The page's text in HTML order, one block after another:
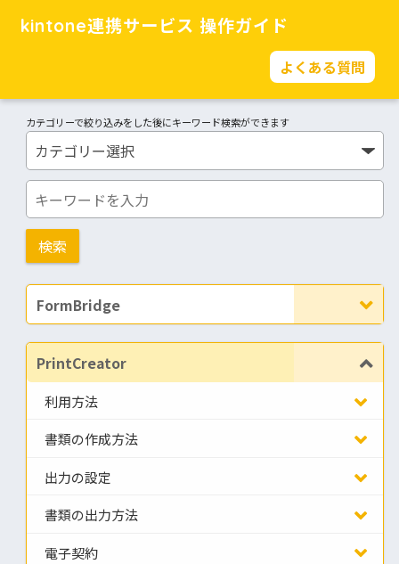
kintone連携サービス 操作ガイド
よくある質問
カテゴリーで絞り込みをした後にキーワード検索ができます
FormBridge
PrintCreator
利用方法
書類の作成方法
出力の設定
書類の出力方法
電子契約